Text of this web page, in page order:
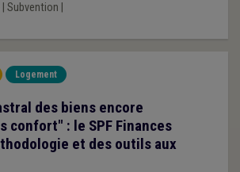
Subvention
Logement
des biens encore
confort" : le SPF Finances
et des outils aux